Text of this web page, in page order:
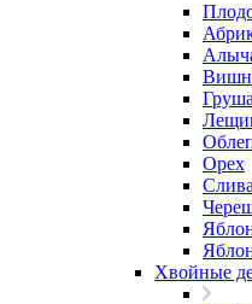
Груша
Орех
Слива
Хвойные